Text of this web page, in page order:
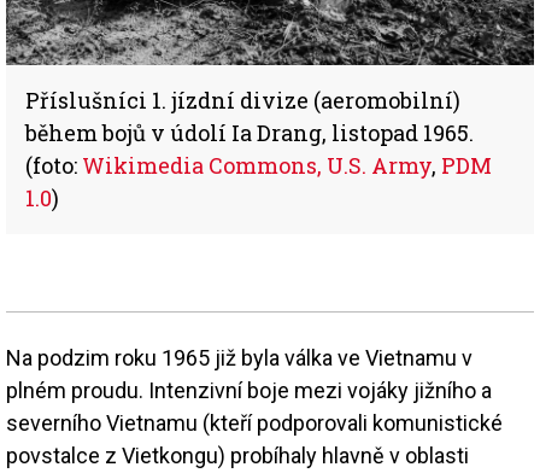
Příslušníci 1. jízdní divize (aeromobilní)
během bojů v údolí Ia Drang, listopad 1965.
(foto: Wikimedia Commons, U.S. Army, PDM
1.0)
Na podzim roku 1965 již byla válka ve Vietnamu v
plném proudu. Intenzivní boje mezi vojáky jižního a
severního Vietnamu (kteří podporovali komunistické
povstalce z Vietkongu) probíhaly hlavně v oblasti